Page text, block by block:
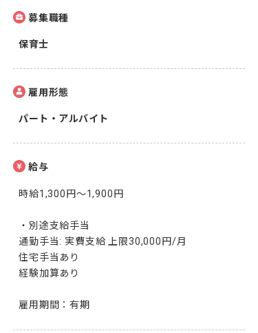
募集職種
保育士
雇用形態
パート・アルバイト
給与
時給1,300円〜1,900円
・別途支給手当
通勤手当: 実費支給 上限30,000円/月
住宅手当あり
経験加算あり
雇用期間：有期